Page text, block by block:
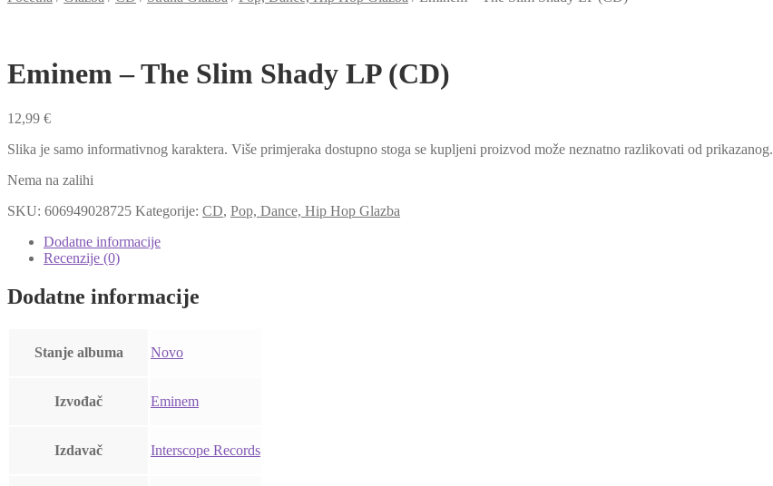
Eminem – The Slim Shady LP (CD)
12,99 €
Slika je samo informativnog karaktera. Više primjeraka dostupno stoga se kupljeni proizvod može neznatno razlikovati od prikazanog.
Nema na zalihi
SKU: 606949028725 Kategorije: CD, Pop, Dance, Hip Hop Glazba
Dodatne informacije
Recenzije (0)
Dodatne informacije
Stanje albuma Novo
Izvođač Eminem
Izdavač Interscope Records